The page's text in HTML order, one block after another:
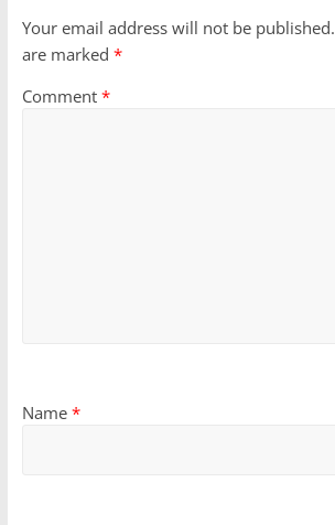
Your email address will not be published.
are marked *
Comment *
Name *